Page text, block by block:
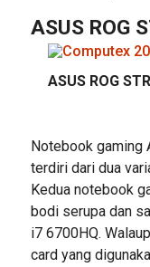
ASUS ROG
ASUS ROG
Notebook gaming
terdiri dari dua
Kedua notebook
bodi serupa dan
i7 6700HQ.
card yang